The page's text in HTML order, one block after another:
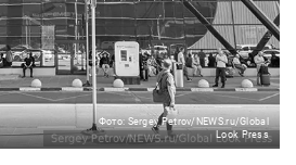
Фото: Sergey Petrov/NEWS.ru/Global
Look Press